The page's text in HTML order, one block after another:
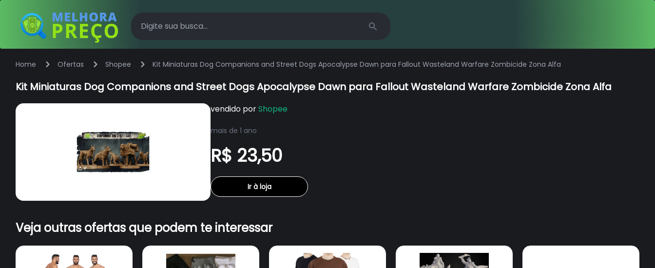
Home Ofertas Shopee Kit Miniaturas Dog Companions and Street Dogs Apocalypse Dawn para Fallout Wasteland Warfare Zombicide Zona Alfa
Kit Miniaturas Dog Companions and Street Dogs Apocalypse Dawn para Fallout Wasteland Warfare Zombicide Zona Alfa
vendido porShopee
mais de 1 ano
R$ 23,50
Ir à loja
Veja outras ofertas que podem te interessar